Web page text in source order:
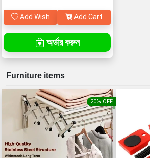
Add Wish Add Cart
অর্ডার করুন
Furniture items
20% OFF